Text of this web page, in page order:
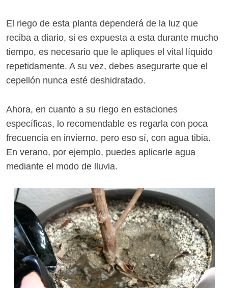
El riego de esta planta dependerá de la luz que
reciba a diario, si es expuesta a esta durante mucho
tiempo, es necesario que le apliques el vital líquido
repetidamente. A su vez, debes asegurarte que el
cepellón nunca esté deshidratado.
Ahora, en cuanto a su riego en estaciones
específicas, lo recomendable es regarla con poca
frecuencia en invierno, pero eso sí, con agua tibia.
En verano, por ejemplo, puedes aplicarle agua
mediante el modo de lluvia.